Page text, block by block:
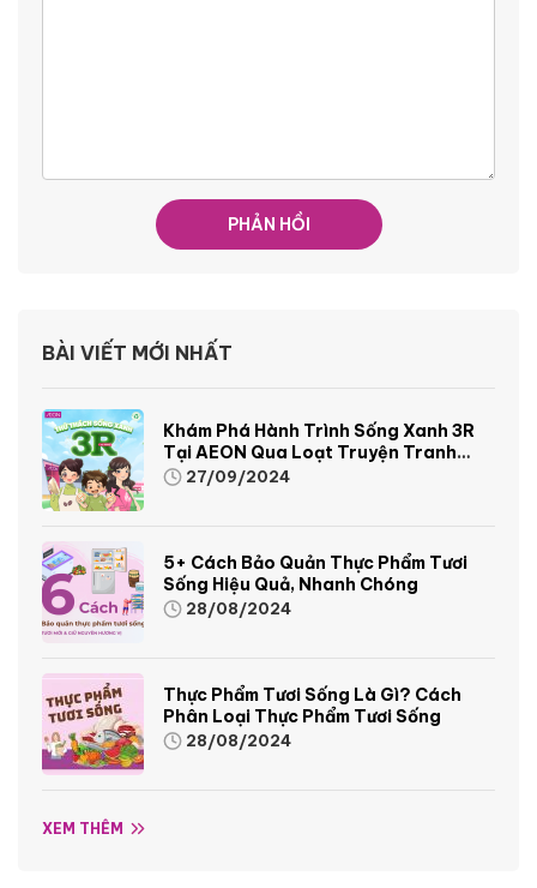
BÀI VIẾT MỚI NHẤT
Khám Phá Hành Trình Sống Xanh 3R
Tại AEON Qua Loạt Truyện Tranh
Sinh Động Và Thú Vị
27/09/2024
5+ Cách Bảo Quản Thực Phẩm Tươi
Sống Hiệu Quả, Nhanh Chóng
28/08/2024
Thực Phẩm Tươi Sống Là Gì? Cách
Phân Loại Thực Phẩm Tươi Sống
28/08/2024
XEM THÊM